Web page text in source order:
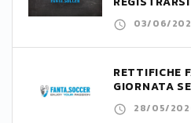
03/06/
RETTIFICHE
GIORNATA
28/05/